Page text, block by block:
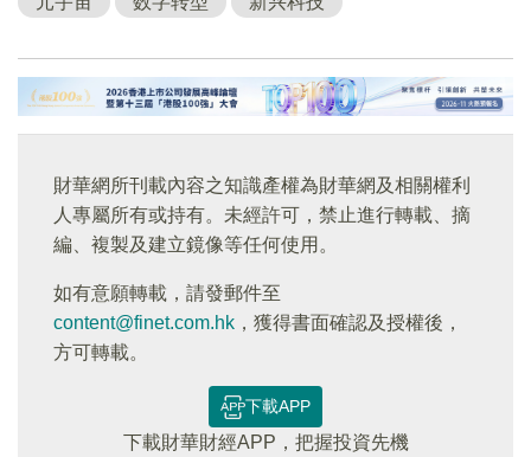
財華網所刊載內容之知識產權為財華網及相關權利
人專屬所有或持有。未經許可，禁止進行轉載、摘
編、複製及建立鏡像等任何使用。
如有意願轉載，請發郵件至
content@finet.com.hk ，獲得書面確認及授權後，
方可轉載。
下載APP
下載財華財經APP，把握投資先機